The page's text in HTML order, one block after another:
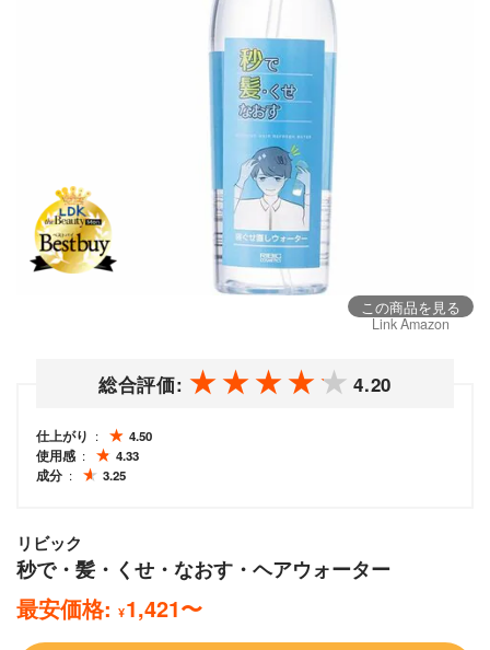
この商品を見る
Link Amazon
総合評価: 4.20
仕上がり
4.50
使用感
4.33
成分
3.25
リビック
秒で・髪・くせ・なおす・ヘアウォーター
最安価格: ¥1,421〜